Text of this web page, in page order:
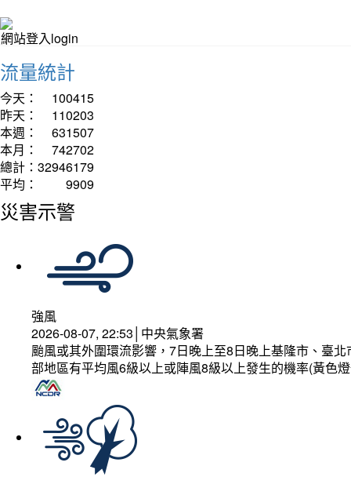
網站登入login
流量統計
今天：
100415
昨天：
110203
本週：
631507
本月：
742702
總計： 32946179
平均：
9909
災害示警
強風
2026-08-07, 22:53│中央氣象署
颱風或其外圍環流影響，7日晚上至8日晚上基隆市、臺
部地區有平均風6級以上或陣風8級以上發生的機率(黃色